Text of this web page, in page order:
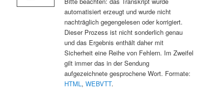
automatisiert erzeugt und wurde nicht
nachträglich gegengelesen oder korrigiert.
Dieser Prozess ist nicht sonderlich genau
und das Ergebnis enthält daher mit
Sicherheit eine Reihe von Fehlern. Im Zweifel
gilt immer das in der Sendung
aufgezeichnete gesprochene Wort. Formate:
HTML, WEBVTT.